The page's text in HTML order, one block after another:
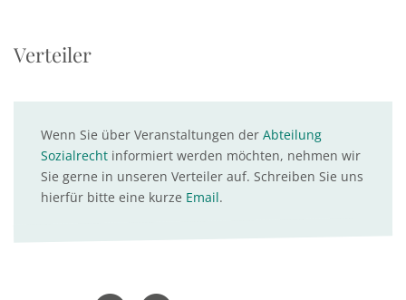
Verteiler
Wenn Sie über Veranstaltungen der Abteilung
Sozialrecht informiert werden möchten, nehmen wir
Sie gerne in unseren Verteiler auf. Schreiben Sie uns
hierfür bitte eine kurze Email.